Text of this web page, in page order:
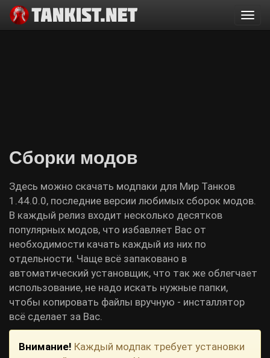
Сборки модов
Здесь можно скачать модпаки для Мир Танков
1.44.0.0, последние версии любимых сборок модов.
В каждый релиз входит несколько десятков
популярных модов, что избавляет Вас от
необходимости качать каждый из них по
отдельности. Чаще всё запаковано в
автоматический установщик, что так же облегчает
использование, не надо искать нужные папки,
чтобы копировать файлы вручную - инсталлятор
всё сделает за Вас.
Внимание! Каждый модпак требует установки